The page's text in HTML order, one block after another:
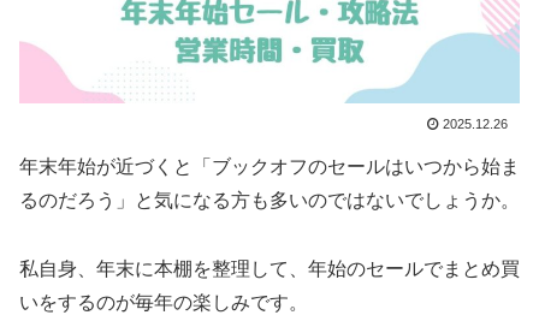
2025.12.26
年末年始が近づくと「ブックオフのセールはいつから始ま
るのだろう」と気になる方も多いのではないでしょうか。
私自身、年末に本棚を整理して、年始のセールでまとめ買
いをするのが毎年の楽しみです。